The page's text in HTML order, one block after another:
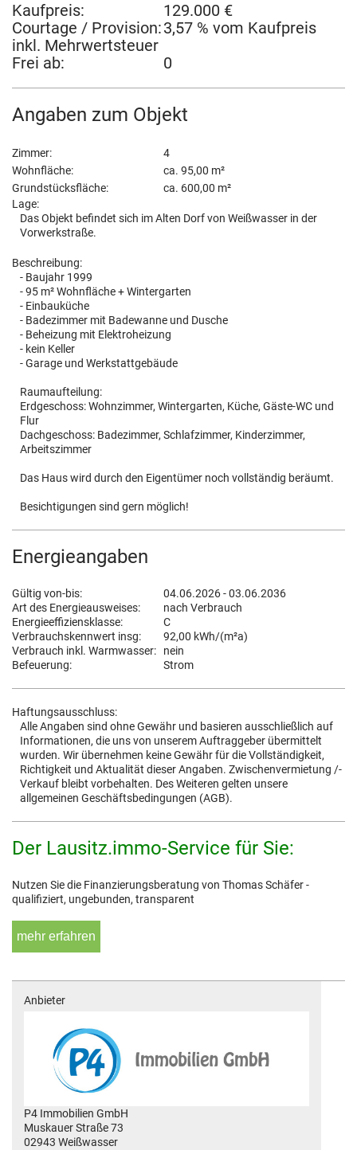
Kaufpreis:
129.000 €
Courtage / Provision:3,57 % vom Kaufpreis
inkl. Mehrwertsteuer
Frei ab:
0
Angaben zum Objekt
Zimmer:
4
Wohnfläche:
ca. 95,00 m²
Grundstücksfläche:
ca. 600,00 m²
Lage:
Das Objekt befindet sich im Alten Dorf von Weißwasser in der
Vorwerkstraße.
Beschreibung:
- Baujahr 1999
- 95 m² Wohnfläche + Wintergarten
- Einbauküche
- Badezimmer mit Badewanne und Dusche
- Beheizung mit Elektroheizung
- kein Keller
- Garage und Werkstattgebäude
Raumaufteilung:
Erdgeschoss: Wohnzimmer, Wintergarten, Küche, Gäste-WC und
Flur
Dachgeschoss: Badezimmer, Schlafzimmer, Kinderzimmer,
Arbeitszimmer
Das Haus wird durch den Eigentümer noch vollständig beräumt.
Besichtigungen sind gern möglich!
Energieangaben
Gültig von-bis:
04.06.2026 - 03.06.2036
Art des Energieausweises:
nach Verbrauch
Energieeffiziensklasse:
C
Verbrauchskennwert insg:
92,00 kWh/(m²a)
Verbrauch inkl. Warmwasser:
nein
Befeuerung:
Strom
Haftungsausschluss:
Alle Angaben sind ohne Gewähr und basieren ausschließlich auf
Informationen, die uns von unserem Auftraggeber übermittelt
wurden. Wir übernehmen keine Gewähr für die Vollständigkeit,
Richtigkeit und Aktualität dieser Angaben. Zwischenvermietung /-
Verkauf bleibt vorbehalten. Des Weiteren gelten unsere
allgemeinen Geschäftsbedingungen (AGB).
Der Lausitz.immo-Service für Sie:
Nutzen Sie die Finanzierungsberatung von Thomas Schäfer -
qualifiziert, ungebunden, transparent
mehr erfahren
Anbieter
P4 Immobilien GmbH
Muskauer Straße 73
02943 Weißwasser